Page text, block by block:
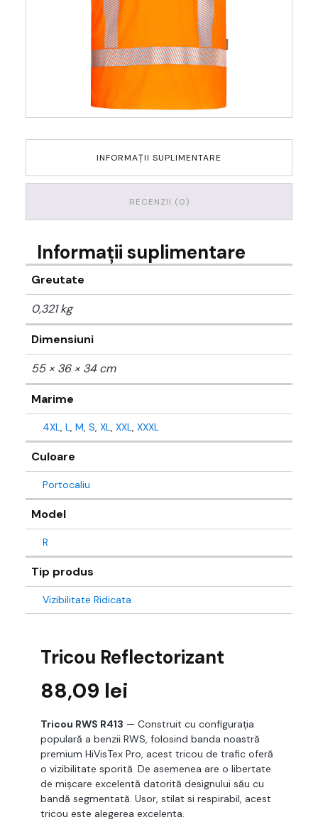
INFORMAȚII SUPLIMENTARE
RECENZII (0)
Informații suplimentare
Greutate
0,321 kg
Dimensiuni
55 × 36 × 34 cm
Marime
4XL, L, M, S, XL, XXL, XXXL
Culoare
Portocaliu
Model
R
Tip produs
Vizibilitate Ridicata
Tricou Reflectorizant
88,09 lei
Tricou RWS R413 — Construit cu configurația
populară a benzii RWS, folosind banda noastră
premium HiVisTex Pro, acest tricou de trafic oferă
o vizibilitate sporită. De asemenea are o libertate
de mișcare excelentă datorită designului său cu
bandă segmentată. Usor, stilat si respirabil, acest
tricou este alegerea excelenta.